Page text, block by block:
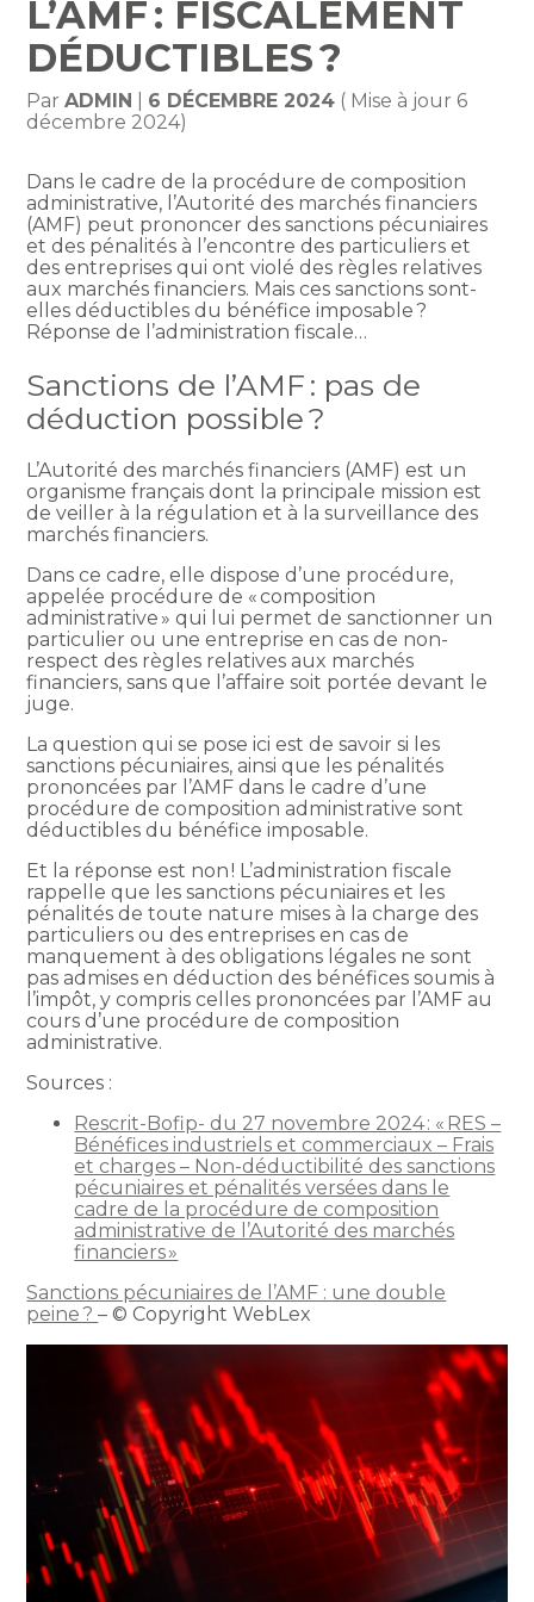
L’AMF : FISCALEMENT
DÉDUCTIBLES ?
ParADMIN 6 DÉCEMBRE 2024 ( Mise à jour 6
décembre 2024)
Dans le cadre de la procédure de composition
administrative, l’Autorité des marchés financiers
(AMF) peut prononcer des sanctions pécuniaires
et des pénalités à l’encontre des particuliers et
des entreprises qui ont violé des règles relatives
aux marchés financiers. Mais ces sanctions sont-
elles déductibles du bénéfice imposable ?
Réponse de l’administration fiscale…
Sanctions de l’AMF : pas de
déduction possible ?
L’Autorité des marchés financiers (AMF) est un
organisme français dont la principale mission est
de veiller à la régulation et à la surveillance des
marchés financiers.
Dans ce cadre, elle dispose d’une procédure,
appelée procédure de « composition
administrative » qui lui permet de sanctionner un
particulier ou une entreprise en cas de non-
respect des règles relatives aux marchés
financiers, sans que l’affaire soit portée devant le
juge.
La question qui se pose ici est de savoir si les
sanctions pécuniaires, ainsi que les pénalités
prononcées par l’AMF dans le cadre d’une
procédure de composition administrative sont
déductibles du bénéfice imposable.
Et la réponse est non ! L’administration fiscale
rappelle que les sanctions pécuniaires et les
pénalités de toute nature mises à la charge des
particuliers ou des entreprises en cas de
manquement à des obligations légales ne sont
pas admises en déduction des bénéfices soumis à
l’impôt, y compris celles prononcées par l’AMF au
cours d’une procédure de composition
administrative.
Sources :
Rescrit-Bofip- du 27 novembre 2024 : « RES –
Bénéfices industriels et commerciaux – Frais
et charges – Non-déductibilité des sanctions
pécuniaires et pénalités versées dans le
cadre de la procédure de composition
administrative de l’Autorité des marchés
financiers »
Sanctions pécuniaires de l’AMF : une double
peine ?– © Copyright WebLex